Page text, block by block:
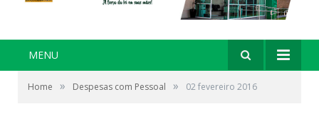
MENU
Home » Despesas com Pessoal » 02 fevereiro 2016